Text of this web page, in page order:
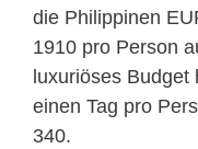
die Philippinen
1910 pro Person
luxuriöses Budget
einen Tag pro
340.